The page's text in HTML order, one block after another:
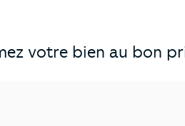
votre bien au bon